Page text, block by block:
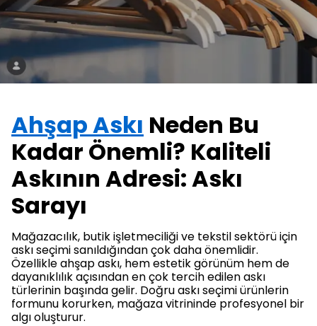
Ahşap Askı Neden Bu
Kadar Önemli? Kaliteli
Askının Adresi: Askı
Sarayı
Mağazacılık, butik işletmeciliği ve tekstil sektörü için
askı seçimi sanıldığından çok daha önemlidir.
Özellikle ahşap askı, hem estetik görünüm hem de
dayanıklılık açısından en çok tercih edilen askı
türlerinin başında gelir. Doğru askı seçimi ürünlerin
formunu korurken, mağaza vitrininde profesyonel bir
algı oluşturur.